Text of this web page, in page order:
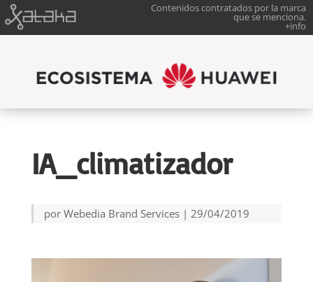
Contenidos contratados por la marca
que se menciona.
+info
IA_climatizador
por Webedia Brand Services| 29/04/2019